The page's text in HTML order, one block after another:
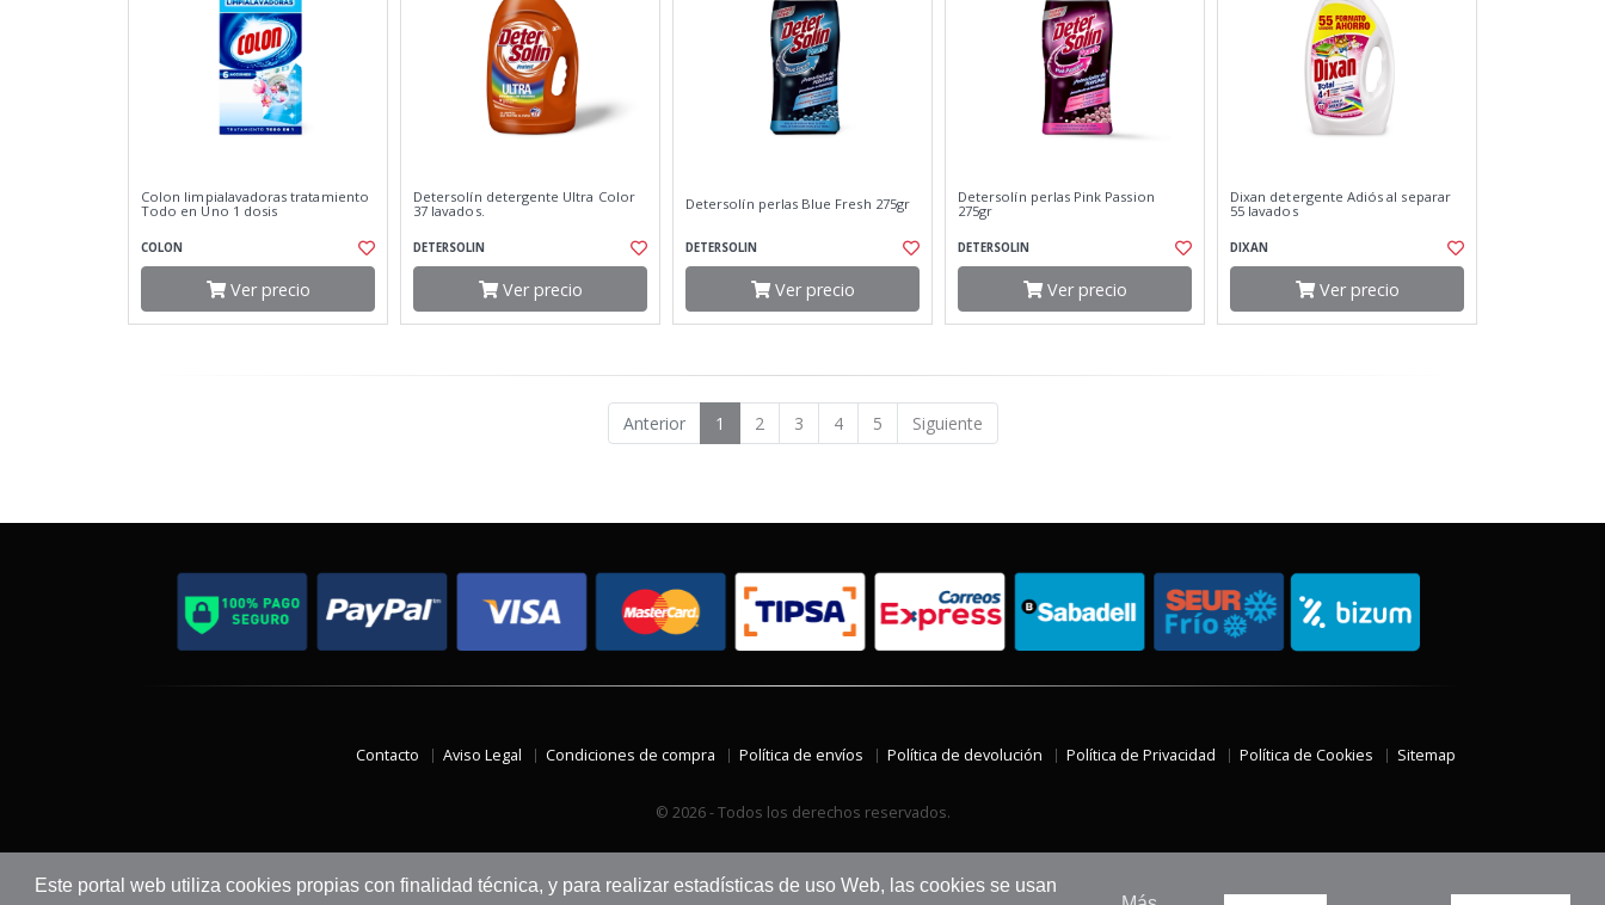
Este portal web utiliza cookies propias con finalidad técnica, y para realizar estadísticas de uso Web, las cookies se usan
Colon limpialavadoras tratamiento
Todo en Uno 1 dosis
COLON
Ver precio
Detersolín detergente Ultra Color
37 lavados.
DETERSOLIN
Ver precio
Detersolín perlas Blue Fresh 275gr
DETERSOLIN
Ver precio
Detersolín perlas Pink Passion
275gr
DETERSOLIN
Ver precio
Dixan detergente Adiós al separar
55 lavados
DIXAN
Ver precio
Anterior 1 2 3 4 5 Siguiente
Contacto Aviso Legal Condiciones de compra Política de envíos Política de devolución Política de Privacidad Política de Cookies Sitemap
© 2026 - Todos los derechos reservados.